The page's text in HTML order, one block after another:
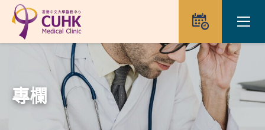
Skip to main content
預約
專欄